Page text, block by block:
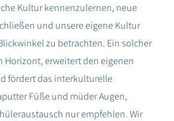
Kultur kennenzulernen, neue
und unsere eigene Kultur
zu betrachten. Ein solcher
Horizont, erweitert den eigenen
fördert das interkulturelle
Füße und müder Augen,
nur empfehlen. Wir